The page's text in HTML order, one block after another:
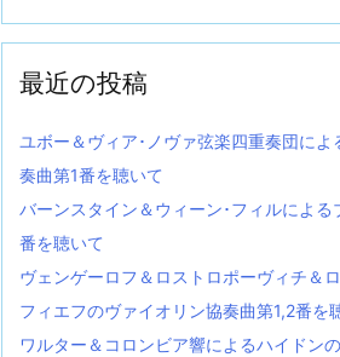
最近の投稿
ユボー＆ヴィア･ノヴァ弦楽四重奏団に
奏曲第1番を聴いて
バーンスタイン＆ウィーン･フィルによ
番を聴いて
ヴェンゲーロフ＆ロストロポーヴィチ＆
フィエフのヴァイオリン協奏曲第1,2番を
ワルター＆コロンビア響によるハイド